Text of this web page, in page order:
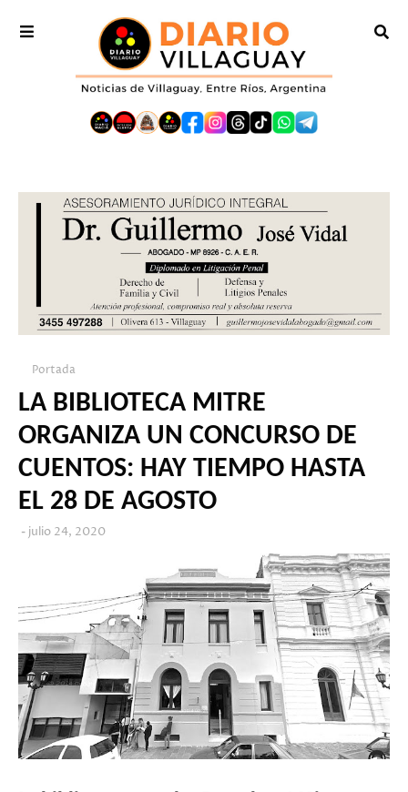
Portada
LA BIBLIOTECA MITRE
ORGANIZA UN CONCURSO DE
CUENTOS: HAY TIEMPO HASTA
EL 28 DE AGOSTO
julio 24, 2020